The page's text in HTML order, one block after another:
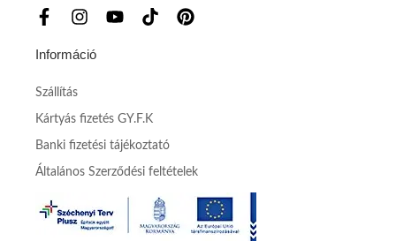
Információ
Szállítás
Kártyás fizetés GY.F.K
Banki fizetési tájékoztató
Általános Szerződési feltételek